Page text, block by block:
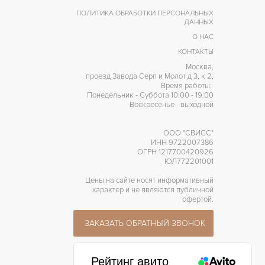
ПОЛИТИКА ОБРАБОТКИ ПЕРСОНАЛЬНЫХ
ДАННЫХ
О НАС
КОНТАКТЫ
Москва,
проезд Завода Серп и Молот д 3, к 2,
Время работы:
Понедельник - Суббота 10:00 - 19:00
Воскресенье - выходной
ООО "СВИСС"
ИНН 9722007386
ОГРН 1217700420926
ЮЛ772201001
Цены на сайте носят информативный
характер и не являются публичной
офертой.
ЗАКАЗАТЬ ОБРАТНЫЙ ЗВОНОК
Рейтинг авито